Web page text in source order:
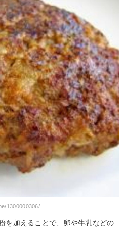
1300000306/
を加えることで、卵や牛乳などの